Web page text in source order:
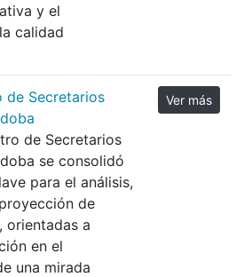
y el
calidad
de Secretarios
de Secretarios
se consolidó
para el análisis,
de
orientadas a
en el
una mirada
Ver más